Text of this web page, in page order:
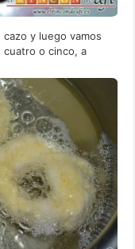
y luego vamos
cuatro o cinco, a